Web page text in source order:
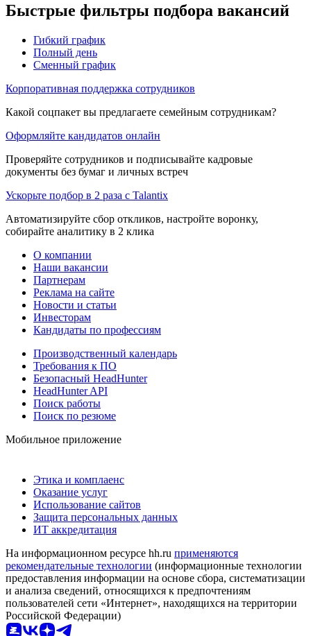
Быстрые фильтры подбора вакансий
Гибкий график
Полный день
Сменный график
Корпоративная поддержка сотрудников
Какой соцпакет вы предлагаете семейным сотрудникам?
Оформляйте кандидатов онлайн
Проверяйте сотрудников и подписывайте кадровые
документы без бумаг и личных встреч
Ускорьте подбор в 2 раза с Talantix
Автоматизируйте сбор откликов, настройте воронку,
собирайте аналитику в 2 клика
О компании
Наши вакансии
Партнерам
Реклама на сайте
Новости и статьи
Инвесторам
Кандидаты по профессиям
Производственный календарь
Требования к ПО
Безопасный HeadHunter
HeadHunter API
Поиск работы
Поиск по резюме
Мобильное приложение
Этика и комплаенс
Оказание услуг
Использование сайтов
Защита персональных данных
ИТ аккредитация
На информационном ресурсе hh.ru применяются
рекомендательные технологии (информационные технологии
предоставления информации на основе сбора, систематизации
и анализа сведений, относящихся к предпочтениям
пользователей сети «Интернет», находящихся на территории
Российской Федерации)